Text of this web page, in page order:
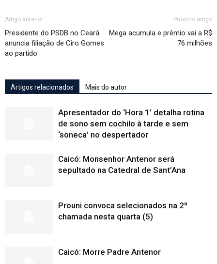
Artigo anterior
Presidente do PSDB no Ceará
anuncia filiação de Ciro Gomes
ao partido
Próximo artigo
Mega acumula e prêmio vai a R$
76 milhões
Artigos relacionados Mais do autor
Apresentador do ‘Hora 1’ detalha rotina
de sono sem cochilo à tarde e sem
‘soneca’ no despertador
Caicó: Monsenhor Antenor será
sepultado na Catedral de Sant’Ana
Prouni convoca selecionados na 2ª
chamada nesta quarta (5)
Caicó: Morre Padre Antenor